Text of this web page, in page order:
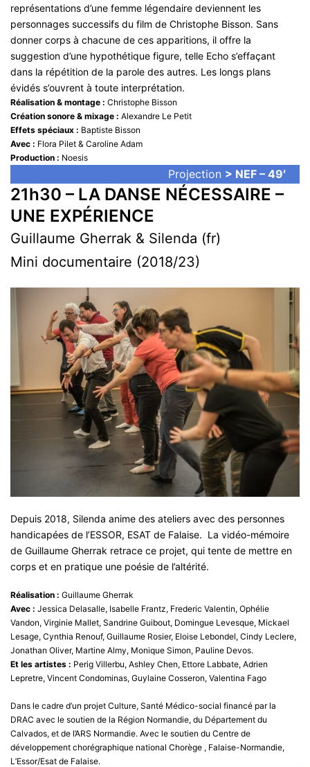
représentations d’une femme légendaire deviennent les
personnages successifs du film de Christophe Bisson. Sans
donner corps à chacune de ces apparitions, il offre la
suggestion d’une hypothétique figure, telle Echo s’effaçant
dans la répétition de la parole des autres. Les longs plans
évidés s’ouvrent à toute interprétation.
Réalisation & montage : Christophe Bisson
Création sonore & mixage : Alexandre Le Petit
Effets spéciaux : Baptiste Bisson
Avec : Flora Pilet & Caroline Adam
Production : Noesis
Projection > NEF – 49′
21h30 – LA DANSE NÉCESSAIRE –
UNE EXPÉRIENCE
Guillaume Gherrak & Silenda (fr)
Mini documentaire (2018/23)
Depuis 2018, Silenda anime des ateliers avec des personnes
handicapées de l’ESSOR, ESAT de Falaise. La vidéo-mémoire
de Guillaume Gherrak retrace ce projet, qui tente de mettre en
corps et en pratique une poésie de l’altérité.
Réalisation : Guillaume Gherrak
Avec : Jessica Delasalle, Isabelle Frantz, Frederic Valentin, Ophélie
Vandon, Virginie Mallet, Sandrine Guibout, Domingue Levesque, Mickael
Lesage, Cynthia Renouf, Guillaume Rosier, Eloise Lebondel, Cindy Leclere,
Jonathan Oliver, Martine Almy, Monique Simon, Pauline Devos.
Et les artistes : Perig Villerbu, Ashley Chen, Ettore Labbate, Adrien
Lepretre, Vincent Condominas, Guylaine Cosseron, Valentina Fago
Dans le cadre d’un projet Culture, Santé Médico-social financé par la
DRAC avec le soutien de la Région Normandie, du Département du
Calvados, et de l’ARS Normandie. Avec le soutien du Centre de
développement chorégraphique national Chorège , Falaise-Normandie,
L’Essor/Esat de Falaise.